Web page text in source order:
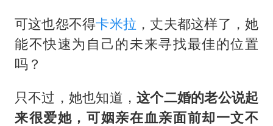
路虎卫士限时降17万 BBA已集体降价
下党之路
可这也怨不得卡米拉 ，丈夫都这样了，她
能不快速为自己的未来寻找最佳的位置
吗？
只不过，她也知道，这个二婚的老公说起
来很爱她，可姻亲在血亲面前却一文不